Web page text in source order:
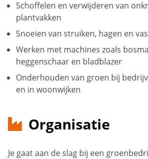
Schoffelen en verwijderen van
plantvakken
Snoeien van struiken, hagen en
Werken met machines zoals
heggenschaar en bladblazer
Onderhouden van groen bij
en in woonwijken
Organisatie
Je gaat aan de slag bij een